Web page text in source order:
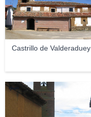
Castrillo de Valderaduey
fjbart